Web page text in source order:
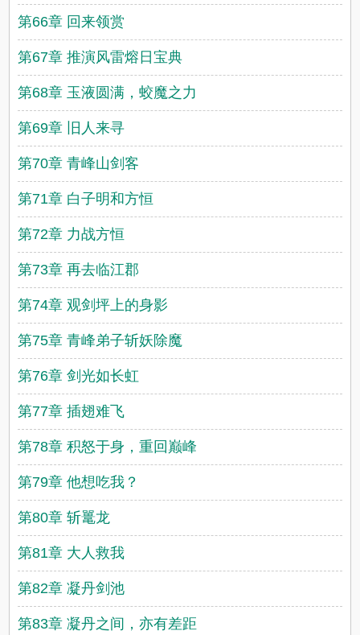
第66章 回来领赏
第67章 推演风雷熔日宝典
第68章 玉液圆满，蛟魔之力
第69章 旧人来寻
第70章 青峰山剑客
第71章 白子明和方恒
第72章 力战方恒
第73章 再去临江郡
第74章 观剑坪上的身影
第75章 青峰弟子斩妖除魔
第76章 剑光如长虹
第77章 插翅难飞
第78章 积怒于身，重回巅峰
第79章 他想吃我？
第80章 斩鼍龙
第81章 大人救我
第82章 凝丹剑池
第83章 凝丹之间，亦有差距